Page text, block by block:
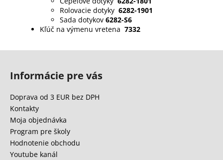
Rolovacie dotyky 6282-1901
Sada dotykov 6282-S6
Kľúč na výmenu vretena 7332
Informácie pre vás
Doprava od 3 EUR bez DPH
Kontakty
Moja objednávka
Program pre školy
Hodnotenie obchodu
Youtube kanál